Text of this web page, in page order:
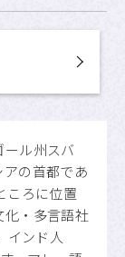
ル州スバ
の首都であ
ころに位置
化・多言語社
インド人